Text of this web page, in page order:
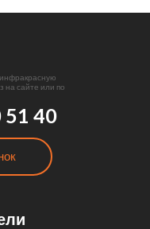
на сайте или по
51 40